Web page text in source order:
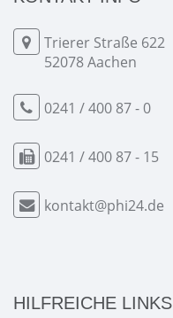
Trierer Straße 622
52078 Aachen
0241 / 400 87 - 0
0241 / 400 87 - 15
kontakt@phi24.de
HILFREICHE LINKS